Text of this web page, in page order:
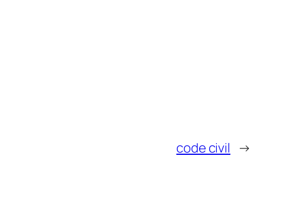
code civil →